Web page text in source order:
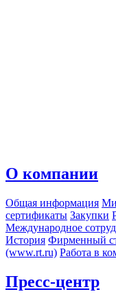
О компании
Общая информация
сертификаты Закупки
Международное
История Фирменный
(www.rt.ru) Работа в
Пресс-центр